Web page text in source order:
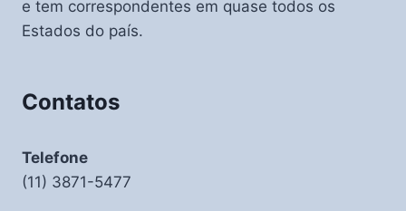
e tem correspondentes em quase todos os
Estados do país.
Contatos
Telefone
(11) 3871-5477